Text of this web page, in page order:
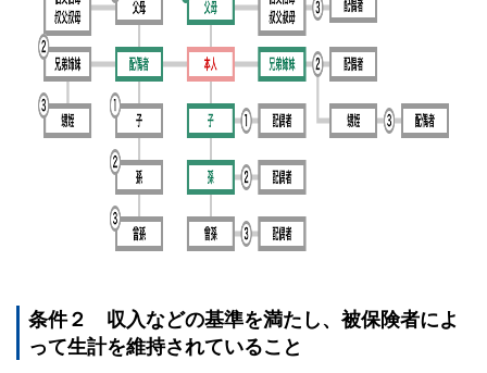
条件２ 収入などの基準を満たし、被保険者によ
って生計を維持されていること